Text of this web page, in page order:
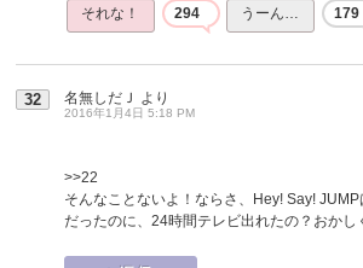
それな！ 294 うーん… 179
32 名無しだＪ より
2016年1月4日 5:18 PM
>>22
そんなことないよ！ならさ、Hey! Say!
だったのに、24時間テレビ出れたの？おかし